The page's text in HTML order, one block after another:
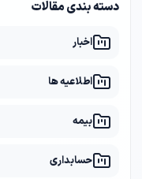
دسته بندی مقالات
اخبار
اطلاعیه ها
بیمه
حسابداری